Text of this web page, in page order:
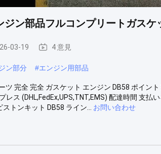
ジン部品フルコンプリートガスケ
03-19 4 意見
ン部分 #エンジン用部品
ツ 完全 完全 ガスケット エンジン DB58 ポイン
レス (DHL,FedEx,UPS,TNT,EMS) 配達時間 支
トンキット DB58 ライン...
お問い合わせ